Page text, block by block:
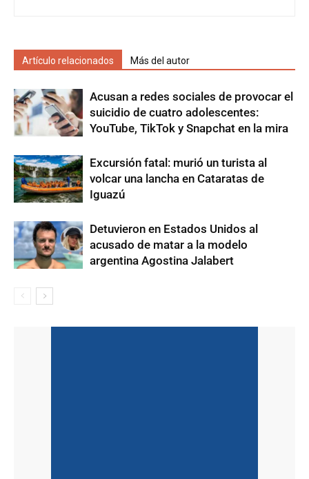
Artículo relacionados Más del autor
Acusan a redes sociales de provocar el
suicidio de cuatro adolescentes:
YouTube, TikTok y Snapchat en la mira
Excursión fatal: murió un turista al
volcar una lancha en Cataratas de
Iguazú
Detuvieron en Estados Unidos al
acusado de matar a la modelo
argentina Agostina Jalabert